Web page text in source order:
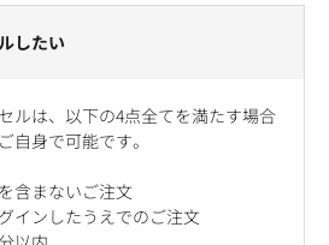
したい
ルは、以下の4点全てを満たす場合
自身で可能です。
含まないご注文
インしたうえでのご注文